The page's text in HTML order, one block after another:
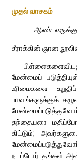
முதல் வாசகம்
ஆண்டவருக்கு
சீராக்கின் ஞான
மேன்மைப்
உரிமைகளை
பாவங்களுக்குக்
தந்தையரை
கிட்டும்;
நடப்போர் தங்கள்